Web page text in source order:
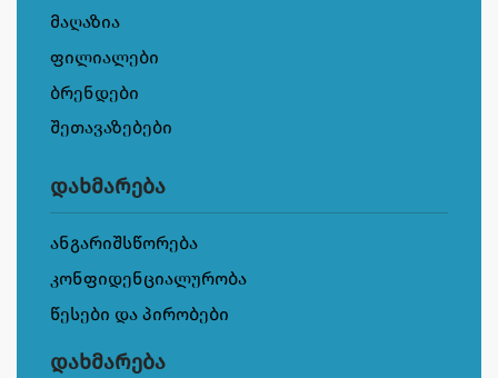
მაღაზია
ფილიალები
ბრენდები
შეთავაზებები
დახმარება
ანგარიშსწორება
კონფიდენციალურობა
წესები და პირობები
დახმარება